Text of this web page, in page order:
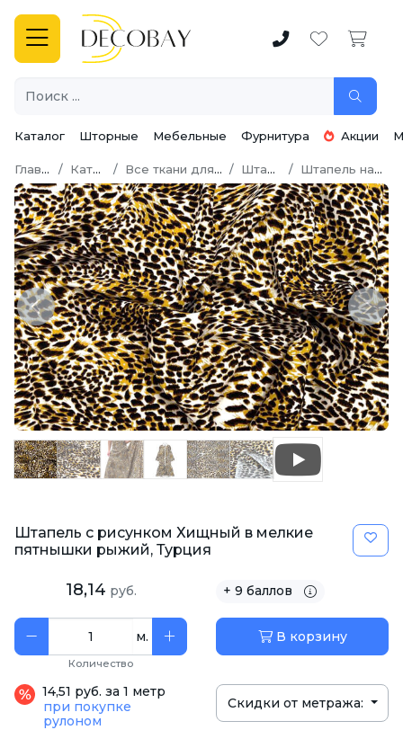
Каталог Шторные Мебельные Фурнитура Акции
Главная Каталог Все ткани для шитья Штапель Штапель набивной
Previous Next
Штапель с рисунком Хищный в мелкие
пятнышки рыжий, Турция
18,14 руб. + 9 баллов
м.
Количество
В корзину
14,51 руб. за 1 метр
при покупке
рулоном
Скидки от метража: